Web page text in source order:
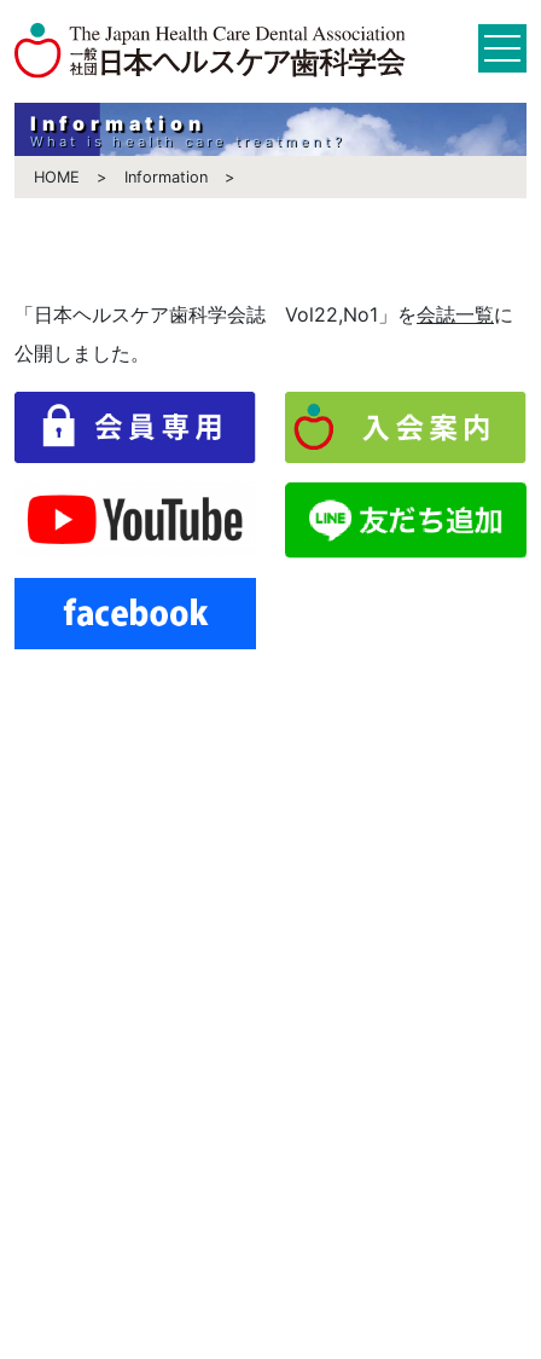
Information
What is health care treatment?
HOME Information
「日本ヘルスケア歯科学会誌 Vol22,No1」を会誌一覧に
公開しました。